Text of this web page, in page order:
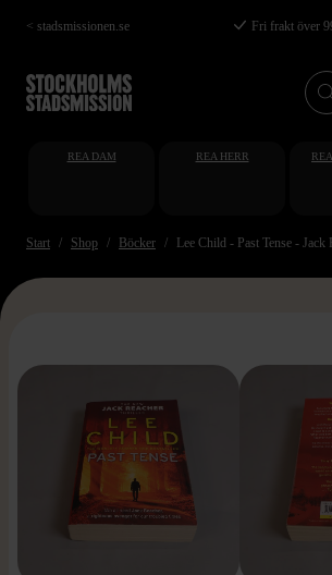
Hoppa
till
huvudinnehåll
< stadsmissionen.se Fri frakt över
REA DAM REA HERR
Start Shop Böcker Lee Child - Past Tense -
>